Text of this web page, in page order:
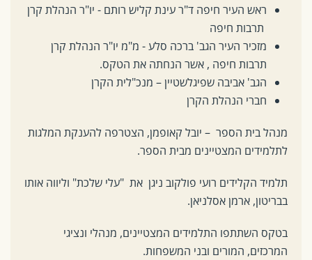
ראש העיר חיפה ד"ר עינת קליש רותם - יו"ר הנהלת קרן
תרבות חיפה
מזכיר העיר הגב' ברכה סלע - מ"מ יו"ר הנהלת קרן
תרבות חיפה , אשר הנחתה את הטקס.
הגב' אביבה שפיגלשטיין – מנכ"לית הקרן
חברי הנהלת הקרן
מנהל בית הספר – יובל קאופמן, הצטרפה להענקת המלגות
לתלמידים המצטיינים מבית הספר.
תלמיד הקלידים רועי פולקוב ניגן את "עלי שלכת" וליווה אותו
בבריטון, ארמן אסלניאן.
בטקס השתתפו התלמידים המצטיינים, מנהלי ונציגי
המרכזים, המורים ובני המשפחות.